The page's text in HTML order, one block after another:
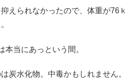
えられなかったので、体重が76ｋ
当にあっという間。
炭水化物。中毒かもしれません。